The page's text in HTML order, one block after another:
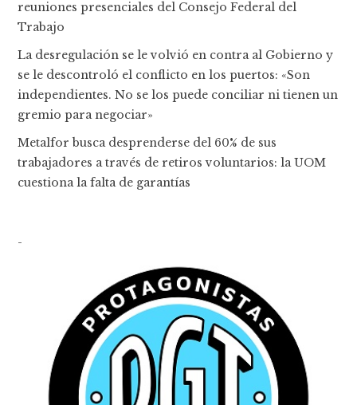
reuniones presenciales del Consejo Federal del
Trabajo
La desregulación se le volvió en contra al Gobierno y
se le descontroló el conflicto en los puertos: «Son
independientes. No se los puede conciliar ni tienen un
gremio para negociar»
Metalfor busca desprenderse del 60% de sus
trabajadores a través de retiros voluntarios: la UOM
cuestiona la falta de garantías
-